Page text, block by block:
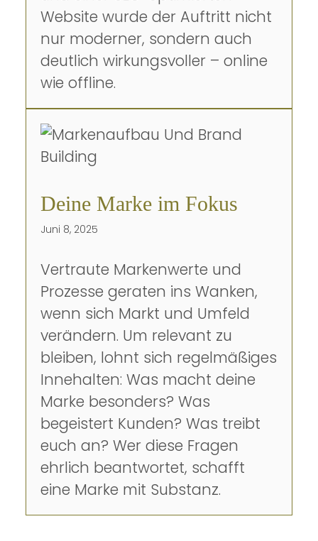
Website wurde der Auftritt nicht
nur moderner, sondern auch
deutlich wirkungsvoller – online
wie offline.
Deine Marke im Fokus
Juni 8, 2025
Vertraute Markenwerte und
Prozesse geraten ins Wanken,
wenn sich Markt und Umfeld
verändern. Um relevant zu
bleiben, lohnt sich regelmäßiges
Innehalten: Was macht deine
Marke besonders? Was
begeistert Kunden? Was treibt
euch an? Wer diese Fragen
ehrlich beantwortet, schafft
eine Marke mit Substanz.